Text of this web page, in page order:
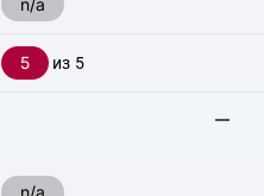
n/a
5 из 5
n/a